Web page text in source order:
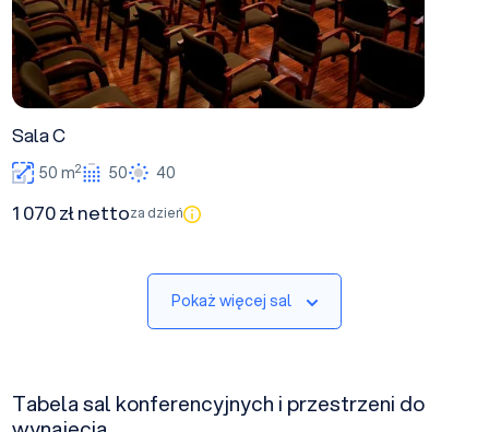
Sala C
50 m2 50 40
1 070 zł nettoza dzień
Pokaż więcej sal
Tabela sal konferencyjnych i przestrzeni do